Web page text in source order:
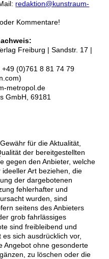
redaktion@kunstraum-
Kommentare!
Freiburg | Sandstr. 17 |
(0)761 8 81 74 79
metropol.de
GmbH, 69181
für die Aktualität,
der bereitgestellten
gegen den Anbieter, welche
Art beziehen, die
der dargebotenen
fehlerhafter und
wurden, sind
seitens des Anbieters
grob fahrlässiges
sind freibleibend und
sich ausdrücklich vor,
Angebot ohne gesonderte
zu löschen oder die